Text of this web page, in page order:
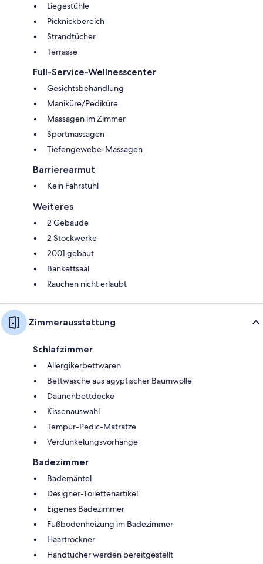
Liegestühle
Picknickbereich
Strandtücher
Terrasse
Full-Service-Wellnesscenter
Gesichtsbehandlung
Maniküre/Pediküre
Massagen im Zimmer
Sportmassagen
Tiefengewebe-Massagen
Barrierearmut
Kein Fahrstuhl
Weiteres
2 Gebäude
2 Stockwerke
2001 gebaut
Bankettsaal
Rauchen nicht erlaubt
Zimmerausstattung
Schlafzimmer
Allergikerbettwaren
Bettwäsche aus ägyptischer Baumwolle
Daunenbettdecke
Kissenauswahl
Tempur-Pedic-Matratze
Verdunkelungsvorhänge
Badezimmer
Bademäntel
Designer-Toilettenartikel
Eigenes Badezimmer
Fußbodenheizung im Badezimmer
Haartrockner
Handtücher werden bereitgestellt